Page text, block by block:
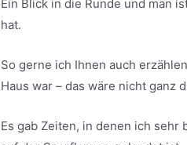
Ein Blick in die Runde und man
hat.
So gerne ich Ihnen auch
Haus war – das wäre nicht ganz
Es gab Zeiten, in denen ich sehr